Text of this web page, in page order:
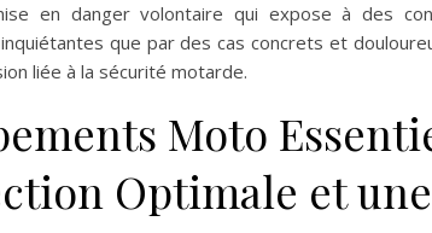
en danger volontaire qui expose à des
que par des cas concrets et
liée à la sécurité motarde.
Moto
Optimale et